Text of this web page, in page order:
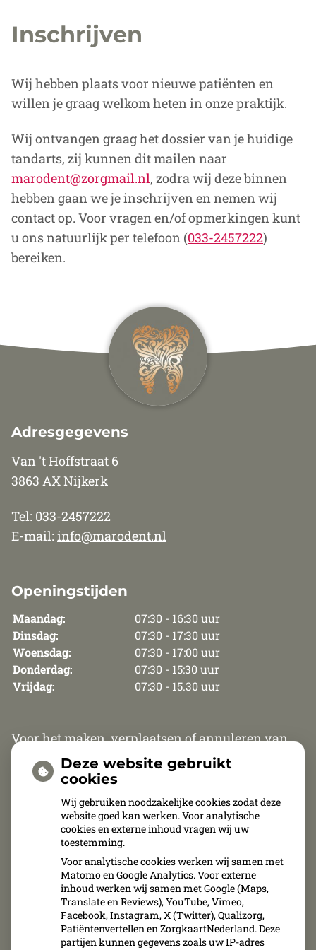
Inschrijven
Wij hebben plaats voor nieuwe patiënten en
willen je graag welkom heten in onze praktijk.
Wij ontvangen graag het dossier van je huidige
tandarts, zij kunnen dit mailen naar
marodent@zorgmail.nl, zodra wij deze binnen
hebben gaan we je inschrijven en nemen wij
contact op. Voor vragen en/of opmerkingen kunt
u ons natuurlijk per telefoon (033-2457222)
bereiken.
Adresgegevens
Van 't Hoffstraat 6
3863 AX Nijkerk
Tel: 033-2457222
E-mail: info@marodent.nl
Openingstijden
Maandag:
07:30 - 16:30 uur
Dinsdag:
07:30 - 17:30 uur
Woensdag:
07:30 - 17:00 uur
Donderdag:
07:30 - 15:30 uur
Vrijdag:
07:30 - 15.30 uur
Voor het maken, verplaatsen of annuleren van
een afspraak zijn wij van maandag t/m
donderdag telefonisch bereikbaar van 8.30 uur
tot 12.00 uur en van 13.30 tot 15.30 uur. Op vrijdag
zijn wij van 8.30 uur tot 11.00 uur telefonisch
bereikbaar.
Afspraken kunnen uitsluitend telefonisch
gemaakt, verplaatst of geannuleerd worden.
Deze website gebruikt
cookies
Wij gebruiken noodzakelijke cookies zodat deze
website goed kan werken. Voor analytische
cookies en externe inhoud vragen wij uw
toestemming.
Voor analytische cookies werken wij samen met
Matomo en Google Analytics. Voor externe
inhoud werken wij samen met Google (Maps,
Translate en Reviews), YouTube, Vimeo,
Facebook, Instagram, X (Twitter), Qualizorg,
Patiëntenvertellen en ZorgkaartNederland. Deze
partijen kunnen gegevens zoals uw IP-adres